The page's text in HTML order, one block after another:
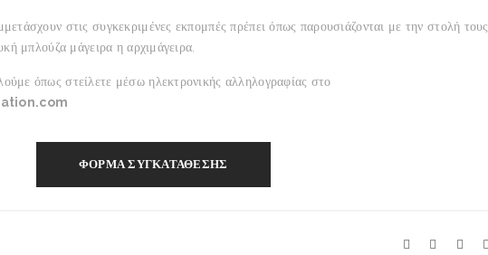
στις συγκεκριμένες εκπομπές πρέπει όπως παρουσιάζονται με την στολή τους
μπλούζα μάγειρα η αρχιμάγειρα.
όπως στείλετε μέσω ηλεκτρονικής αλληλογραφίας στο
ΦΟΡΜΑ ΣΥΓΚΑΤΑΘΕΣΗΣ